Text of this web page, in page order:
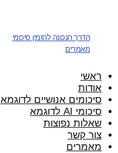
הדרך הנכונה להזמין סיכומי
מאמרים
ראשי
אודות
סיכומים אנושיים לדוגמא
סיכומי AI לדוגמא
שאלות נפוצות
צור קשר
מאמרים